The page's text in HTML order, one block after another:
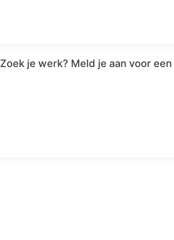
Zoek je werk? Meld je aan voor